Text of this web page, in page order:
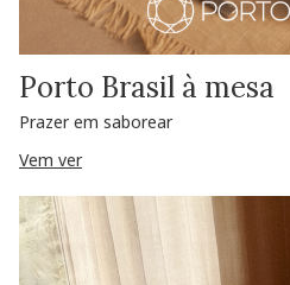
Porto Brasil à mesa
Prazer em saborear
Vem ver